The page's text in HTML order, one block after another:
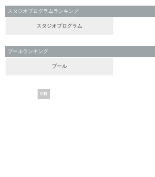
スタジオプログラムランキング
スタジオプログラム
プールランキング
プール
PR